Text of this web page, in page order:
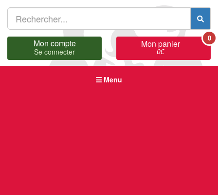
Mon compte
Se connecter
Mon panier
0€
0
Menu